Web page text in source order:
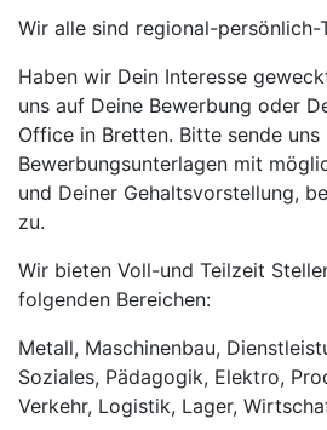
Wir alle sind regional-persönlich-
Haben wir Dein Interesse
uns auf Deine Bewerbung oder
Office in Bretten. Bitte sende
Bewerbungsunterlagen mit
und Deiner Gehaltsvorstellung,
zu.
Wir bieten Voll-und Teilzeit
folgenden Bereichen:
Metall, Maschinenbau,
Soziales, Pädagogik, Elektro,
Verkehr, Logistik, Lager,